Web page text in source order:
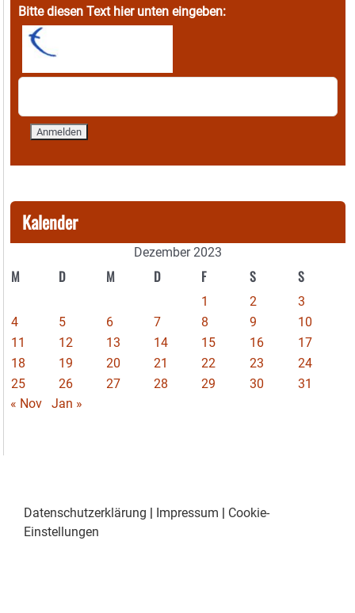
Bitte diesen Text hier unten eingeben:
Kalender
Dezember 2023
M D M D F S S
1 2
3
4
5 6 7 8 9
10
11
12 13 14 15 16
17
18
19 20 21 22 23
24
25
26 27 28 29 30
31
« Nov
Jan »
Datenschutzerklärung Impressum
Cookie-
Einstellungen